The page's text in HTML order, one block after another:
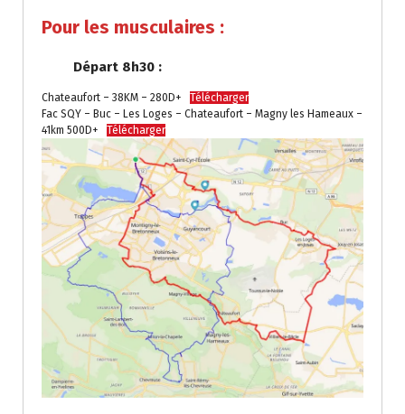
Pour les musculaires :
Départ 8h30 :
Chateaufort – 38KM – 280D+
Télécharger
Fac SQY – Buc – Les Loges – Chateaufort – Magny les Hameaux –
41km 500D+
Télécharger